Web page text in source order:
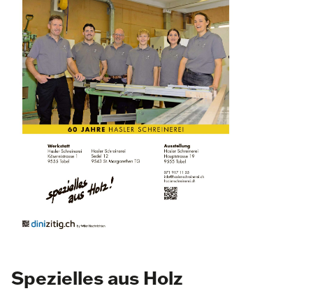
Spezielles aus Holz